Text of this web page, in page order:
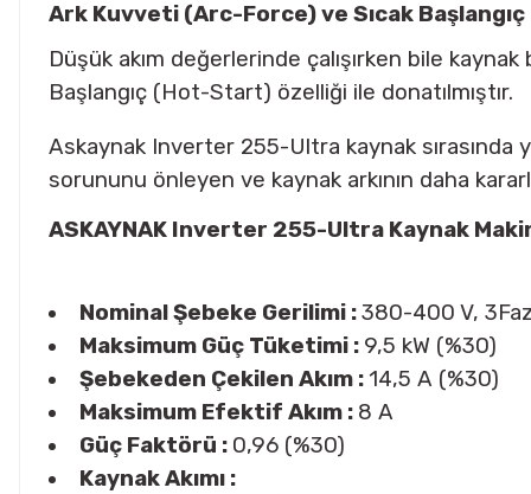
Ark Kuvveti (Arc-Force) ve Sıcak
Düşük akım değerlerinde çalışırken bile
Başlangıç (Hot-Start) özelliği ile donatılmıştır.
Askaynak Inverter 255-Ultra kaynak sırasında
sorununu önleyen ve kaynak arkının daha
ASKAYNAK Inverter 255-Ultra Kaynak
Nominal Şebeke Gerilimi :380-400 V,
Maksimum Güç Tüketimi : 9,5 kW (%30)
Şebekeden Çekilen Akım :14,5 A (%30)
Maksimum Efektif Akım : 8 A
Güç Faktörü : 0,96 (%30)
Kaynak Akımı :